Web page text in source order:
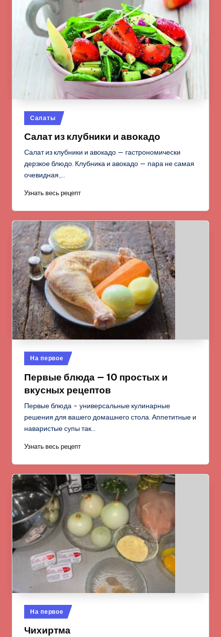
Опубликовано
в
Салаты
Салат из клубники и авокадо
Салат из клубники и авокадо — гастрономически
дерзкое блюдо. Клубника и авокадо — пара не самая
очевидная,…
Узнать весь рецепт
Опубликовано
в
На первое
Первые блюда — 10 простых и
вкусных рецептов
Первые блюда – универсальные кулинарные
решения для вашего домашнего стола. Аппетитные и
наваристые супы так…
Узнать весь рецепт
Опубликовано
в
На первое
Чихиртма